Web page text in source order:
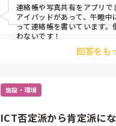
連絡帳や写真共有をアプリ
アイパッドがあって、午睡
って連絡帳を書いています
わないです！
回答をも
施設・環境
ICT否定派から肯定派に